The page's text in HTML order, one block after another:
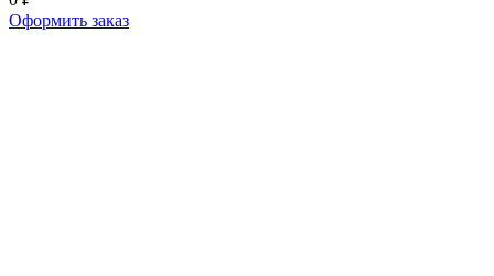
Оформить заказ